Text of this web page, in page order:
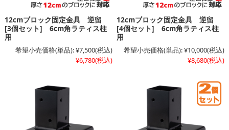
12cmブロック固定金具 逆留
[3個セット] 6cm角ラティス柱
用
希望小売価格(単品):¥7,500(税込)
¥6,780(税込)
12cmブロック固定金具 逆留
[4個セット] 6cm角ラティス柱
用
希望小売価格(単品):¥10,000(税込)
¥8,680(税込)